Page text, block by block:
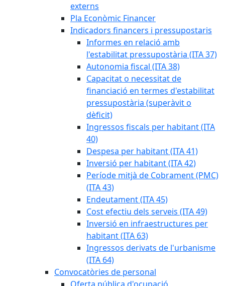
externs
Pla Econòmic Financer
Indicadors financers i pressupostaris
Informes en relació amb
l'estabilitat pressupostària (ITA 37)
Autonomia fiscal (ITA 38)
Capacitat o necessitat de
financiació en termes d'estabilitat
pressupostària (superàvit o
dèficit)
Ingressos fiscals per habitant (ITA
40)
Despesa per habitant (ITA 41)
Inversió per habitant (ITA 42)
Període mitjà de Cobrament (PMC)
(ITA 43)
Endeutament (ITA 45)
Cost efectiu dels serveis (ITA 49)
Inversió en infraestructures per
habitant (ITA 63)
Ingressos derivats de l'urbanisme
(ITA 64)
Convocatòries de personal